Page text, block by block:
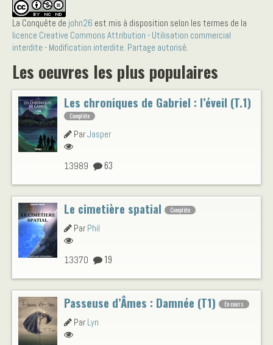
La Conquête de john26 est mis à disposition selon les termes de la
licence Creative Commons Attribution - Utilisation commercial
interdite - Modification interdite. Partage autorisé
Les oeuvres les plus populaires
Les chroniques de Gabriel : l’éveil (T.1)
Complète
ParJasper
13989 63
Le cimetière spatial Complète
ParPhil
13370 19
Passeuse d’Âmes : Damnée (T1) En cours
ParLyn